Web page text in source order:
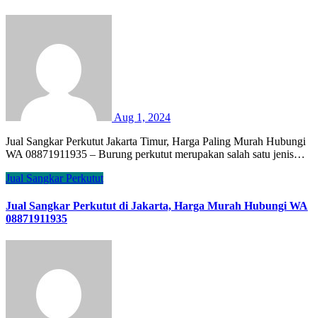
Aug 1, 2024
Jual Sangkar Perkutut Jakarta Timur, Harga Paling Murah Hubungi
WA 08871911935 – Burung perkutut merupakan salah satu jenis…
Jual Sangkar Perkutut
Jual Sangkar Perkutut di Jakarta, Harga Murah Hubungi WA
08871911935